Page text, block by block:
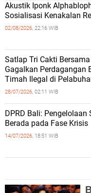
Akustik Iponk
Sosialisasi Kenakalan
02/08/2026, 22:16 WIB
Satlap Tri Cakti
Gagalkan Perdagangan
Timah Ilegal di
28/07/2026, 02:11 WIB
DPRD Bali: Pengelolaan
Berada pada Fase Krisis
14/07/2026, 18:51 WIB